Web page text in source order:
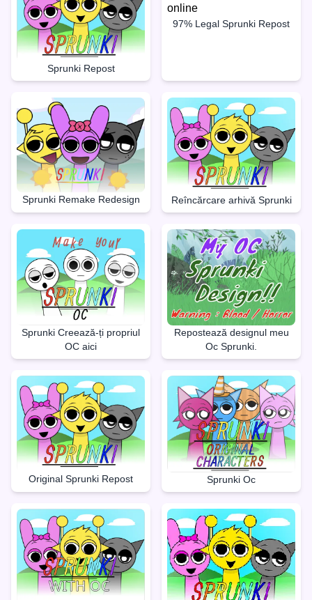
Sprunki Repost
97% Legal Sprunki Repost
Sprunki Remake Redesign Reîncărcare arhivă Sprunki
Sprunki Creează-ți propriul
OC aici
Repostează designul meu
Oc Sprunki.
Original Sprunki Repost Sprunki Oc